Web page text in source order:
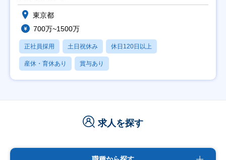
東京都
700万~1500万
正社員採用 土日祝休み 休日120日以上
産休・育休あり 賞与あり
求人を探す